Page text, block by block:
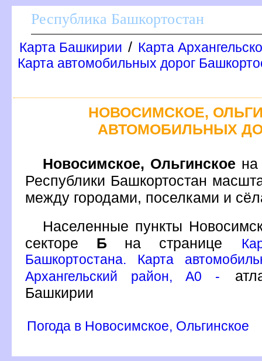
Республика Башкортостан
Карта Башкирии / Карта
Карта автомобильных дорог
НОВОСИМСКОЕ,
АВТОМОБИЛЬНЫХ
Новосимское, Ольгинское на
Республики Башкортостан
между городами, поселками и
Населенные пункты
секторе Б на странице
Башкортостана. Карта
Архангельский район, A0 -
Башкирии
Погода в Новосимское, Ольгинское